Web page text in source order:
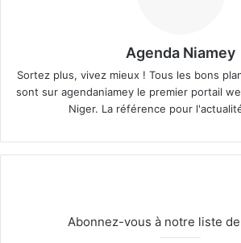
Agenda Niamey
Sortez plus, vivez mieux ! Tous les bons
sont sur agendaniamey le premier portail
Niger. La référence pour
Abonnez-vous à notre liste